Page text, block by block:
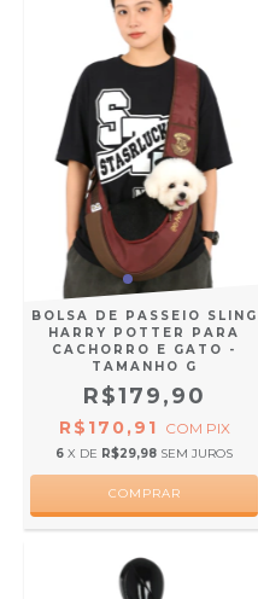
BOLSA DE PASSEIO SLING
HARRY POTTER PARA
CACHORRO E GATO -
TAMANHO G
R$179,90
R$170,91 COM PIX
6 X DE R$29,98 SEM JUROS